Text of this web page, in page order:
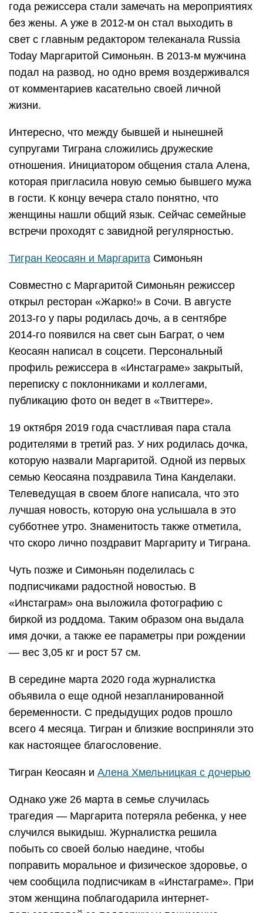
года режиссера стали замечать на мероприятиях
без жены. А уже в 2012-м он стал выходить в
свет с главным редактором телеканала Russia
Today Маргаритой Симоньян. В 2013-м мужчина
подал на развод, но одно время воздерживался
от комментариев касательно своей личной
жизни.
Интересно, что между бывшей и нынешней
супругами Тиграна сложились дружеские
отношения. Инициатором общения стала Алена,
которая пригласила новую семью бывшего мужа
в гости. К концу вечера стало понятно, что
женщины нашли общий язык. Сейчас семейные
встречи проходят с завидной регулярностью.
Тигран Кеосаян и Маргарита Симоньян
Совместно с Маргаритой Симоньян режиссер
открыл ресторан «Жарко!» в Сочи. В августе
2013-го у пары родилась дочь, а в сентябре
2014-го появился на свет сын Баграт, о чем
Кеосаян написал в соцсети. Персональный
профиль режиссера в «Инстаграме» закрытый,
переписку с поклонниками и коллегами,
публикацию фото он ведет в «Твиттере».
19 октября 2019 года счастливая пара стала
родителями в третий раз. У них родилась дочка,
которую назвали Маргаритой. Одной из первых
семью Кеосаяна поздравила Тина Канделаки.
Телеведущая в своем блоге написала, что это
лучшая новость, которую она услышала в это
субботнее утро. Знаменитость также отметила,
что скоро лично поздравит Маргариту и Тиграна.
Чуть позже и Симоньян поделилась с
подписчиками радостной новостью. В
«Инстаграм» она выложила фотографию с
биркой из роддома. Таким образом она выдала
имя дочки, а также ее параметры при рождении
— вес 3,05 кг и рост 57 см.
В середине марта 2020 года журналистка
объявила о еще одной незапланированной
беременности. С предыдущих родов прошло
всего 4 месяца. Тигран и близкие восприняли это
как настоящее благословение.
Тигран Кеосаян и Алена Хмельницкая с дочерью
Однако уже 26 марта в семье случилась
трагедия — Маргарита потеряла ребенка, у нее
случился выкидыш. Журналистка решила
побыть со своей болью наедине, чтобы
поправить моральное и физическое здоровье, о
чем сообщила подписчикам в «Инстаграме». При
этом женщина поблагодарила интернет-